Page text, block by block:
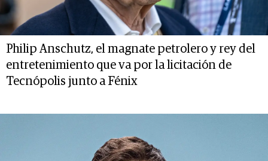
Philip Anschutz, el magnate petrolero y rey del
entretenimiento que va por la licitación de
Tecnópolis junto a Fénix